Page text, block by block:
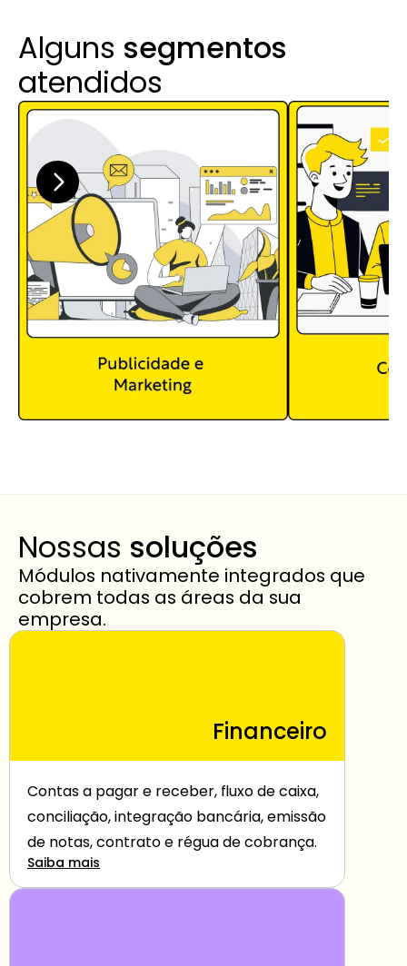
Alguns segmentos
atendidos
Nossas soluções
Módulos nativamente integrados que
cobrem todas as áreas da sua
empresa.
Financeiro
Contas a pagar e receber, fluxo de caixa,
conciliação, integração bancária, emissão
de notas, contrato e régua de cobrança.
Saiba mais